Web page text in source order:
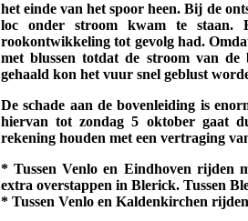
het einde van het spoor heen. Bij de
loc onder stroom kwam te staan.
rookontwikkeling tot gevolg had.
met blussen totdat de stroom van de
gehaald kon het vuur snel geblust
De schade aan de bovenleiding is
hiervan tot zondag 5 oktober gaat
rekening houden met een vertraging
* Tussen Venlo en Eindhoven rijden
extra overstappen in Blerick. Tussen
* Tussen Venlo en Kaldenkirchen